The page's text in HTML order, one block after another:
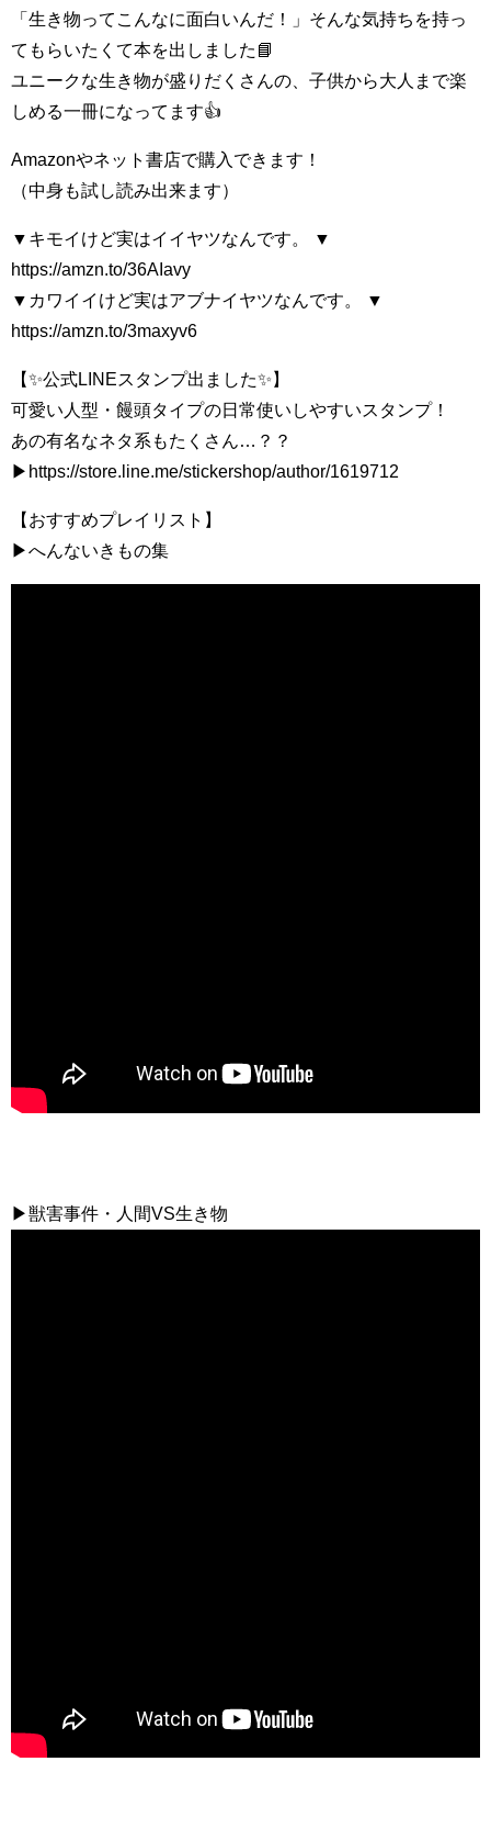
「生き物ってこんなに面白いんだ！」そんな気持ちを持っ
てもらいたくて本を出しました📘
ユニークな生き物が盛りだくさんの、子供から大人まで楽
しめる一冊になってます👍
Amazonやネット書店で購入できます！
（中身も試し読み出来ます）
▼キモイけど実はイイヤツなんです。 ▼
https://amzn.to/36AIavy
▼カワイイけど実はアブナイヤツなんです。 ▼
https://amzn.to/3maxyv6
【✨公式LINEスタンプ出ました✨】
可愛い人型・饅頭タイプの日常使いしやすいスタンプ！
あの有名なネタ系もたくさん…？？
▶https://store.line.me/stickershop/author/1619712
【おすすめプレイリスト】
▶へんないきもの集
▶獣害事件・人間VS生き物